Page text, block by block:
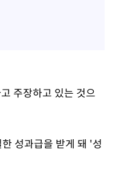
주장하고 있는 것으
성과급을 받게 돼 '성